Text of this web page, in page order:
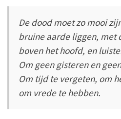
De dood moet zo mooi
bruine aarde liggen, met
boven het hoofd, en
Om geen gisteren en
Om tijd te vergeten, om
om vrede te hebben.